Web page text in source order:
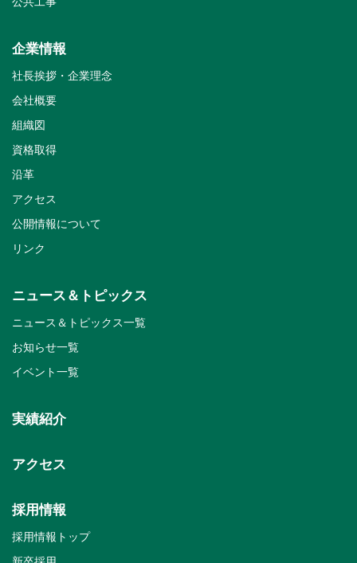
企業情報
社長挨拶・企業理念
会社概要
組織図
資格取得
沿革
アクセス
公開情報について
リンク
ニュース＆トピックス
ニュース＆トピックス一覧
お知らせ一覧
イベント一覧
実績紹介
アクセス
採用情報
採用情報トップ